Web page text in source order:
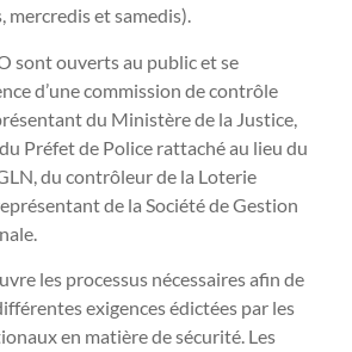
mercredis et samedis).
sont ouverts au public et se
d’une commission de contrôle
du Ministère de la Justice,
Préfet de Police rattaché au lieu du
du contrôleur de la Loterie
de la Société de Gestion
les processus nécessaires afin de
exigences édictées par les
en matière de sécurité. Les